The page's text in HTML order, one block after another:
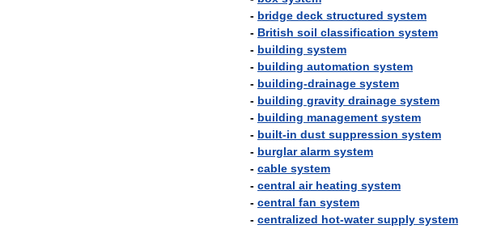
- bridge deck structured system
- British soil classification system
- building system
- building automation system
- building-drainage system
- building gravity drainage system
- building management system
- built-in dust suppression system
- burglar alarm system
- cable system
- central air heating system
- central fan system
- centralized hot-water supply system